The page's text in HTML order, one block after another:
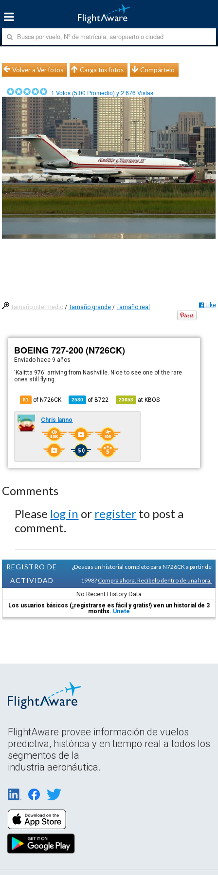
Volver a Ver fotos Carga tus fotos Compártelo
1 Votos (5.00 Promedio) y2.676 Vistas
Tamaño intermedio /Tamaño grande /Tamaño real Like
BOEING 727-200 (N726CK)
Enviado hace 9 años
'Kalitta 976' arriving from Nashville. Nice to see one of the rare
ones still flying.
61 of N726CK 2530 ofB722 23653 atKBOS
Chris lanno
Comments
Please log in or register to post a
comment.
REGISTRO DE
ACTIVIDAD
¿Deseas un historial completo para N726CK a partir de
1998? Compra ahora. Recíbelo dentro de una hora.
No Recent History Data
Los usuarios básicos (¡registrarse es fácil y gratis!) ven un historial de 3
months. Únete
FlightAware provee información de vuelos
predictiva, histórica y en tiempo real a todos los
segmentos de la
industria aeronáutica.